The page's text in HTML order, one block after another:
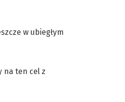
w ubiegłym
na ten cel z